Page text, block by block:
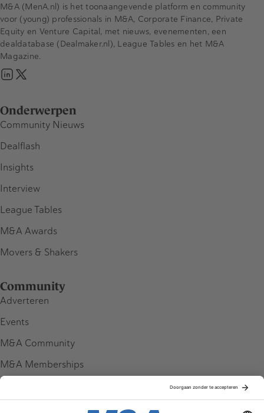
Onderwerpen
Community Nieuws
Dealflash
Insights
Interview
League Tables
M&A Awards
Movers & Shakers
Community
Adverteren
Events
M&A Community
M&A Memberships
M&A (MenA.nl) is het toonaangevende platform en community
voor (young) professionals in M&A, Corporate Finance, Private
Equity en Venture Capital, met nieuws, evenementen, een
dealdatabase (Dealmaker.nl), League Tables en het M&A
Magazine.